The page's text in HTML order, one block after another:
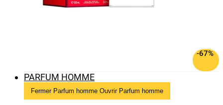
-67%
PARFUM HOMME
Fermer Parfum homme Ouvrir Parfum homme